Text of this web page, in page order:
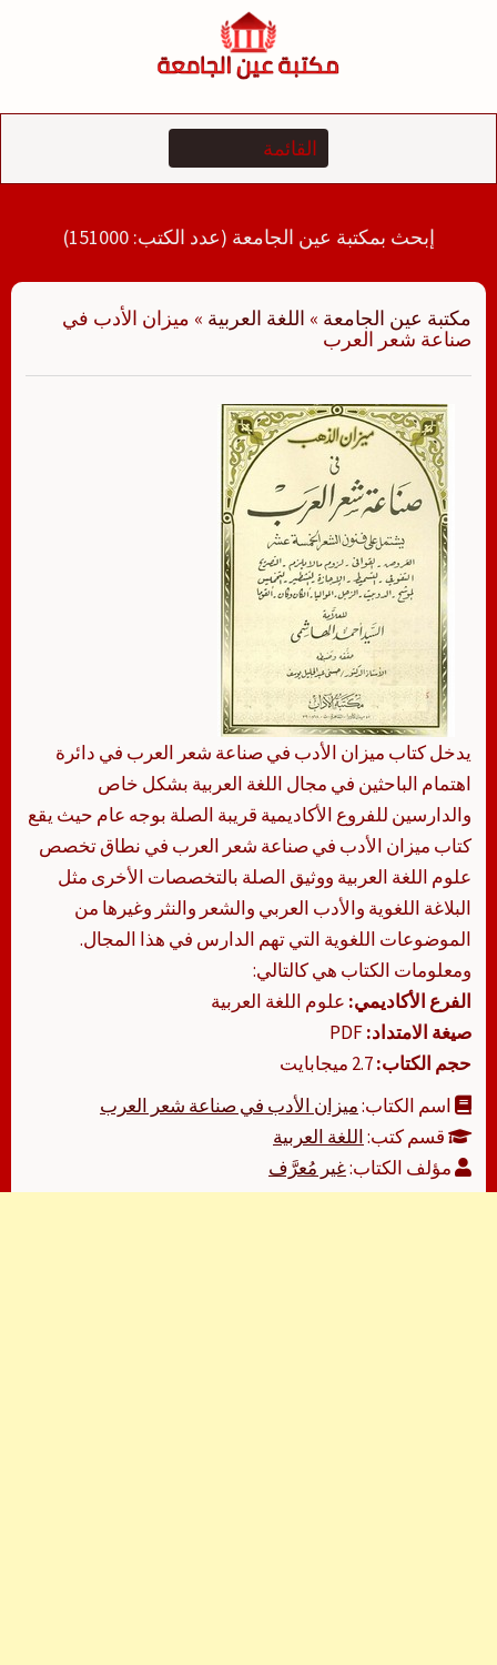
إبحث بمكتبة عين الجامعة (عدد الكتب: 151000)
مكتبة عين الجامعة » اللغة العربية » ميزان الأدب في
صناعة شعر العرب
يدخل كتاب ميزان الأدب في صناعة شعر العرب في دائرة
اهتمام الباحثين في مجال اللغة العربية بشكل خاص
والدارسين للفروع الأكاديمية قريبة الصلة بوجه عام حيث يقع
كتاب ميزان الأدب في صناعة شعر العرب في نطاق تخصص
علوم اللغة العربية ووثيق الصلة بالتخصصات الأخرى مثل
البلاغة اللغوية والأدب العربي والشعر والنثر وغيرها من
الموضوعات اللغوية التي تهم الدارس في هذا المجال.
ومعلومات الكتاب هي كالتالي:
الفرع الأكاديمي: علوم اللغة العربية
صيغة الامتداد:
حجم الكتاب:
اسم الكتاب:ميزان الأدب في صناعة شعر العرب
قسم كتب:اللغة العربية
مؤلف الكتاب:غير مُعرَّف